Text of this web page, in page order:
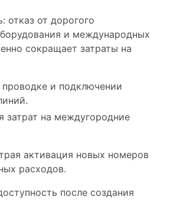
отказ от дорогого
и международных
сокращает затраты на
и подключении
затрат на междугородние
активация новых номеров
расходов.
после создания